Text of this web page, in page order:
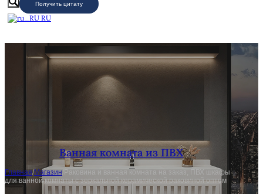
Получить цитату
RU
Ванная комната из ПВХ
Главная/Магазин/Раковина и ванная комната на заказ, ПВХ шкафы
для ванной комнаты с зеркальной керамической раковиной оптом